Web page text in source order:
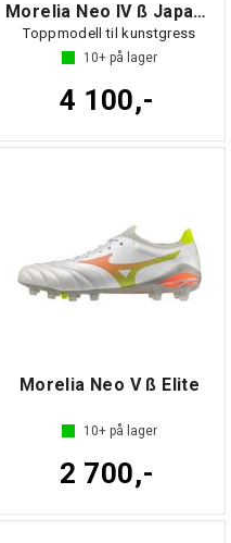
Morelia Neo IV ß Japan AG
Toppmodell til kunstgress
10+ på lager
4 100,-
Morelia Neo V ß Elite
10+ på lager
2 700,-